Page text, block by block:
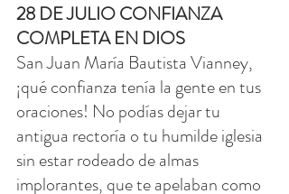
28 DE JULIO CONFIANZA
COMPLETA EN DIOS
San Juan María Bautista Vianney,
¡qué confianza tenía la gente en tus
oraciones! No podías dejar tu
antigua rectoría o tu humilde iglesia
sin estar rodeado de almas
implorantes, que te apelaban como